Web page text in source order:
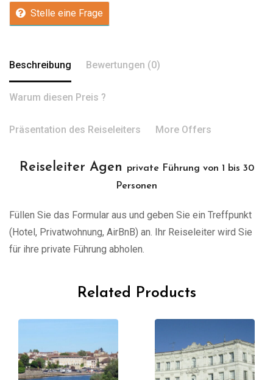
Stelle eine Frage
Beschreibung Bewertungen (0)
Warum diesen Preis ?
Präsentation des Reiseleiters More Offers
Reiseleiter Agen
private Führung von 1 bis 30
Personen
Füllen Sie das Formular aus und geben Sie ein Treffpunkt
(Hotel, Privatwohnung, AirBnB) an. Ihr Reiseleiter wird Sie
für ihre private Führung abholen.
Related Products